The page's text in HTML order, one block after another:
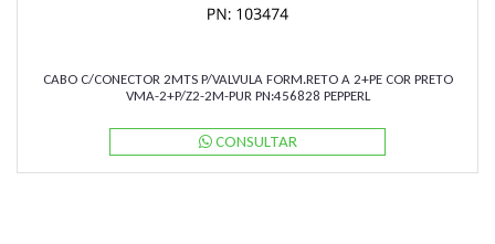
CABO C/CONECTOR 2MTS P/VALVULA FORM.RETO A 2+PE COR PRETO
VMA-2+P/Z2-2M-PUR PN:456828 PEPPERL
CONSULTAR